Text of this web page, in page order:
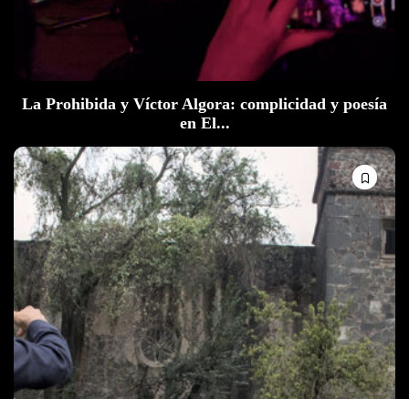
La Prohibida y Víctor Algora: complicidad y poesía
en El...